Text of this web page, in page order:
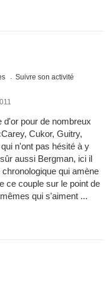
Suivre son activité
d'or pour de nombreux
Cukor, Guitry,
n'ont pas hésité à y
aussi Bergman, ici il
qui amène
ce couple sur le point de
qui s'aiment ...